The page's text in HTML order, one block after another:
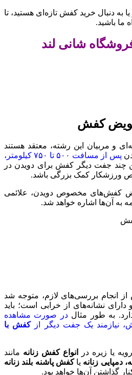
دنبال خرید کفش تازه‌ای هستید، تا
ما باشید.
شانی لند
کفش
و مربیان این رشته، معتقد هستند
پس از مسافت ۵۰۰ تا ۷۵۰ کیلو‌متر،
چند جفت دیگر کفش برای دویدن در
ورزشکار کمک بزرگی باشد.
کفش‌های مخصوص دویدن، علائمی
به آن‌ها اشاره خواهد شد.
انجام بررسی‌های لازم، متوجه شد
او دارای نشانه‌های از خرابی است؛ باید
به طور مثالدر صورت مشاهده
نیاز‌مند یک جفت دیگر ازکفش با
یا زیره در انواع کفش زنانه مانند
دمپایی زنانه یاکفش پاشنه بلند زنانه
گذاشتن آن‌ها خواهد بود.